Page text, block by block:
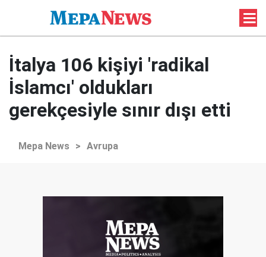
İtalya 106 kişiyi 'radikal
İslamcı' oldukları
gerekçesiyle sınır dışı etti
Mepa News > Avrupa